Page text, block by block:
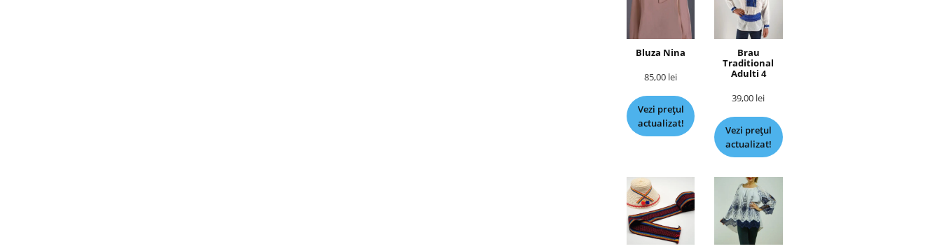
Bluza Nina
85,00 lei
Vezi prețul
actualizat!
Brau
Traditional
Adulti 4
39,00 lei
Vezi prețul
actualizat!